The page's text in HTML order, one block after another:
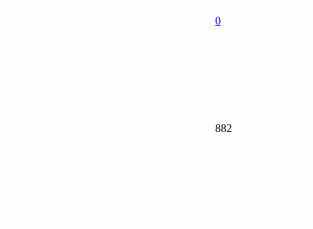
0
882